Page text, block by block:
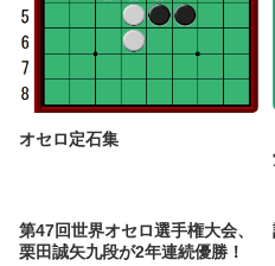
オセロ定石集
第47回世界オセロ選手権大会、
栗田誠矢九段が2年連続優勝！